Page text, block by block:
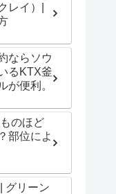
レイ）|
ならソウ
るKTX釜
が便利。
のほど
部位によ
グリーン